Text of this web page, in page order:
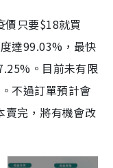
價只要$18就買
達99.03%，最快
。目前未有限
不過訂單預計會
賣完，將有機會改